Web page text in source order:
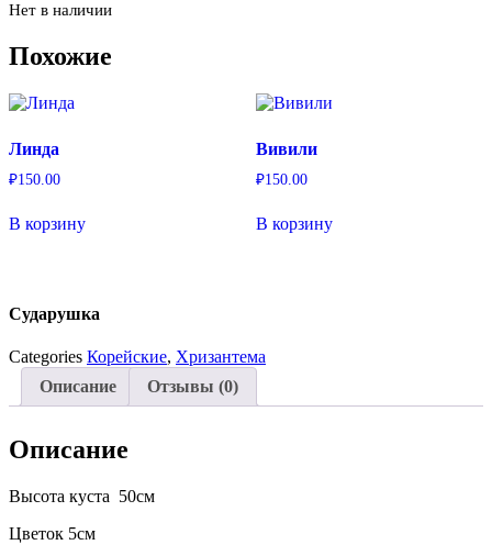
Нет в наличии
Похожие
Линда
₽150.00
В корзину
Вивили
₽150.00
В корзину
Сударушка
Categories Корейские, Хризантема
Описание
Отзывы (0)
Описание
Высота куста 50см
Цветок 5см